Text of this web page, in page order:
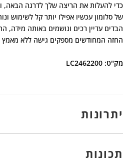
של סלומון עכשיו אפילו יותר קל לשימוש
הבדים עדיין רכים ונושמים באותה מידה,
החזה המחודשים מספקים גישה ללא מאמץ
מק"ט: LC2462200
יתרונות
תכונות